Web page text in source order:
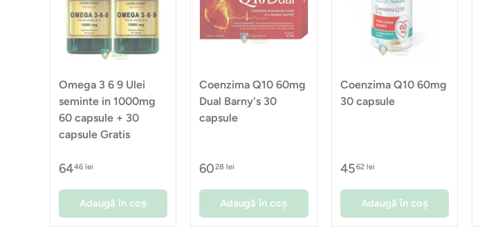
Omega 3 6 9 Ulei
seminte in 1000mg
60 capsule + 30
capsule Gratis
6446 lei
Adaugă în coș
Coenzima Q10 60mg
Dual Barny's 30
capsule
6028 lei
Adaugă în coș
Coenzima Q10 60mg
30 capsule
4562 lei
Adaugă în coș